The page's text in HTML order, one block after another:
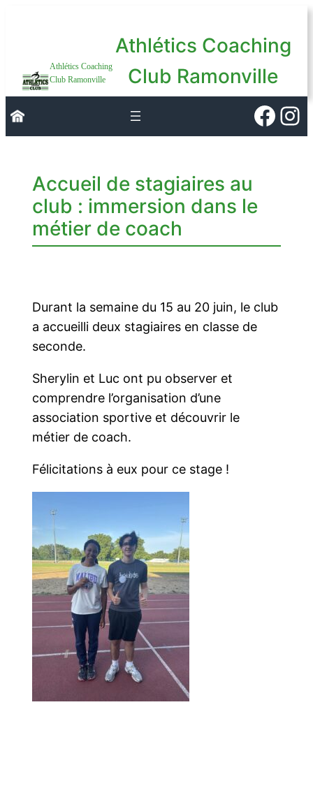
Athlétics Coaching
Club Ramonville
Athlétics Coaching
Club Ramonville
Accueil de stagiaires au
club : immersion dans le
métier de coach
Durant la semaine du 15 au 20 juin, le club
a accueilli deux stagiaires en classe de
seconde.
Sherylin et Luc ont pu observer et
comprendre l’organisation d’une
association sportive et découvrir le
métier de coach.
Félicitations à eux pour ce stage !